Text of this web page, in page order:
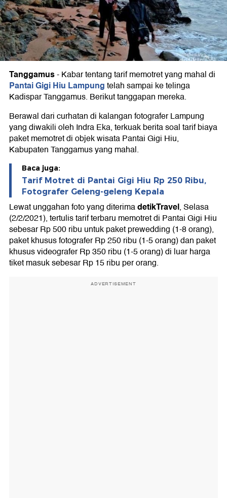
Tanggamus-Kabar tentang tarif memotret yang mahal di
Pantai Gigi Hiu Lampungtelah sampai ke telinga
Kadispar Tanggamus. Berikut tanggapan mereka.
Berawal dari curhatan di kalangan fotografer Lampung
yang diwakili oleh Indra Eka, terkuak berita soal tarif biaya
paket memotret di objek wisata Pantai Gigi Hiu,
Kabupaten Tanggamus yang mahal.
Baca juga:
Tarif Motret di Pantai Gigi Hiu Rp 250 Ribu,
Fotografer Geleng-geleng Kepala
Lewat unggahan foto yang diterimadetikTravel, Selasa
(2/2/2021), tertulis tarif terbaru memotret di Pantai Gigi Hiu
sebesar Rp 500 ribu untuk paket prewedding (1-8 orang),
paket khusus fotografer Rp 250 ribu (1-5 orang) dan paket
khusus videografer Rp 350 ribu (1-5 orang) di luar harga
tiket masuk sebesar Rp 15 ribu per orang.
ADVERTISEMENT